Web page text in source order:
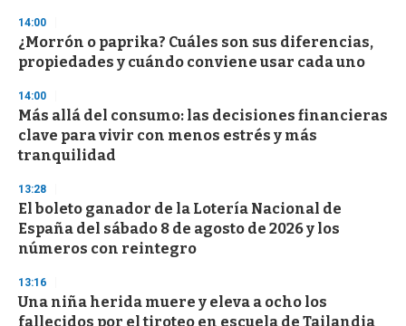
14:00
¿Morrón o paprika? Cuáles son sus diferencias,
propiedades y cuándo conviene usar cada uno
14:00
Más allá del consumo: las decisiones financieras
clave para vivir con menos estrés y más
tranquilidad
13:28
El boleto ganador de la Lotería Nacional de
España del sábado 8 de agosto de 2026 y los
números con reintegro
13:16
Una niña herida muere y eleva a ocho los
fallecidos por el tiroteo en escuela de Tailandia